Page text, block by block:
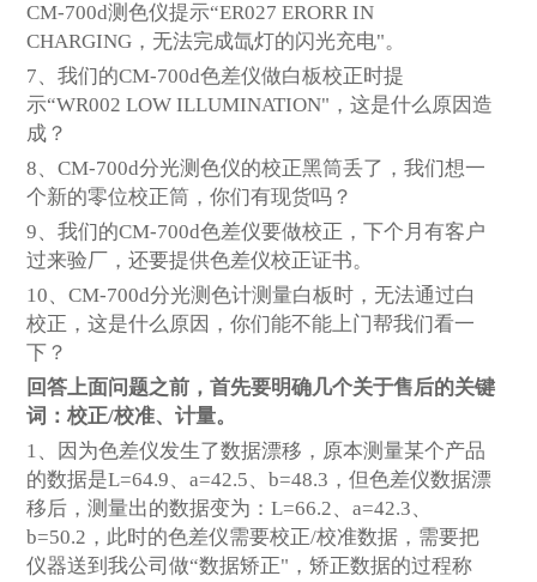
CM-700d测色仪提示“ER027 ERORR IN
CHARGING，无法完成氙灯的闪光充电"。
7、我们的CM-700d色差仪做白板校正时提
示“WR002 LOW ILLUMINATION"，这是什么原因造
成？
8、CM-700d分光测色仪的校正黑筒丢了 ，我们想一
个新的零位校正筒 ，你们有现货吗？
9、我们的CM-700d色差仪要做校正，下个月有客户
过来验厂，还要提供色差仪校正证书。
10、CM-700d分光测色计测量白板时，无法通过白
校正，这是什么原因，你们能不能上门帮我们看一
下？
回答上面问题之前，首先要明确几个关于售后的关键
词：校正/校准、计量。
1、因为色差仪发生了数据漂移，原本测量某个产品
的数据是L=64.9、a=42.5、b=48.3 ，但色差仪数据漂
移后，测量出的数据变为：L=66.2、a=42.3、
b=50.2 ，此时的色差仪需要校正/校准数据，需要把
仪器送到我公司做“数据矫正"，矫正数据的过程称